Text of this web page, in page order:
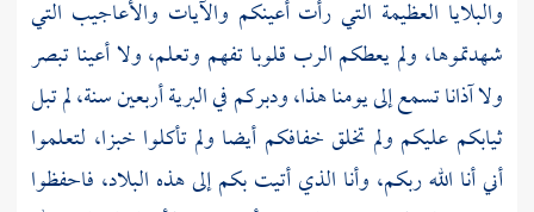
والبلايا العظيمة التي رأت أعينكم والآيات والأعاجيب التي
شهدتموها، ولم يعطكم الرب قلوبا تفهم وتعلم، ولا أعينا تبصر
ولا آذانا تسمع إلى يومنا هذا، ودبركم في البرية أربعين سنة، لم تبل
ثيابكم عليكم ولم تخلق خفافكم أيضا ولم تأكلوا خبزا، لتعلموا
أني أنا الله ربكم، وأنا الذي أتيت بكم إلى هذه البلاد، فاحفظوا